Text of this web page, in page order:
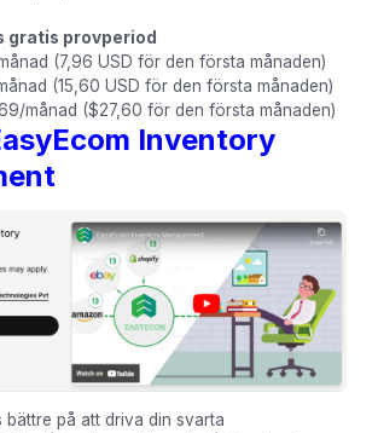
gratis provperiod
(7,96 USD för den första månaden)
(15,60 USD för den första månaden)
månad ($27,60 för den första månaden)
Inventory
bättre på att driva din svarta